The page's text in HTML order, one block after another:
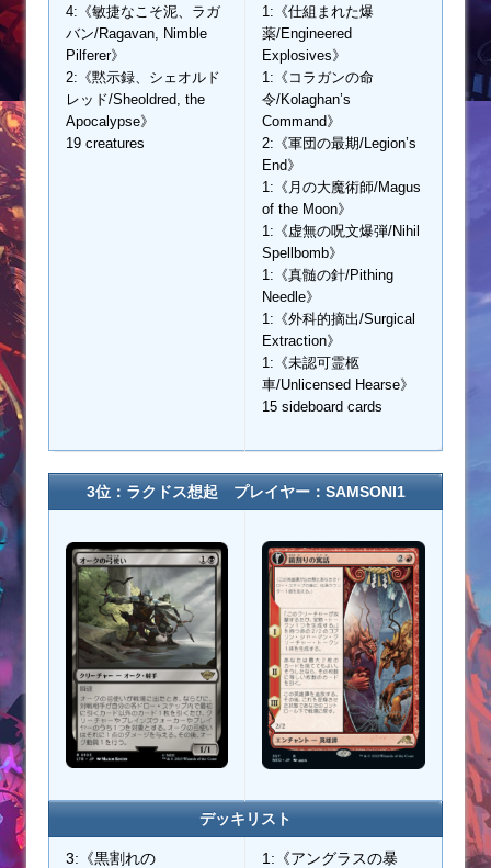
4:《敏捷なこそ泥、ラガ
バン/Ragavan, Nimble
Pilferer》
2:《黙示録、シェオルド
レッド/Sheoldred, the
Apocalypse》
19 creatures
1:《仕組まれた爆
薬/Engineered
Explosives》
1:《コラガンの命
令/Kolaghan’s
Command》
2:《軍団の最期/Legion’s
End》
1:《月の大魔術師/Magus
of the Moon》
1:《虚無の呪文爆弾/Nihil
Spellbomb》
1:《真髄の針/Pithing
Needle》
1:《外科的摘出/Surgical
Extraction》
1:《未認可霊柩
車/Unlicensed Hearse》
15 sideboard cards
3位：ラクドス想起 プレイヤー：SAMSONI1
デッキリスト
3:《黒割れの
1:《アングラスの暴